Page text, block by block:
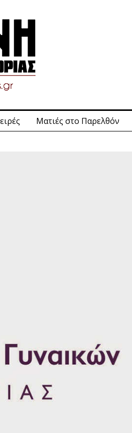
Ματιές στο Παρελθόν